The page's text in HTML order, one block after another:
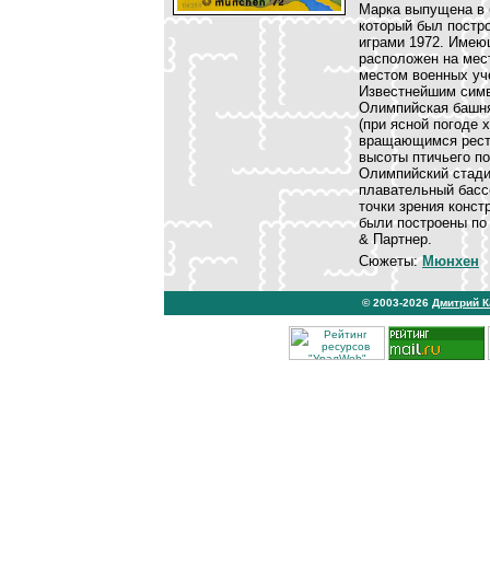
Марка выпущена в
который был
играми 1972.
расположен на
местом военных
Известнейшим
Олимпийская
(при ясной погоде
вращающимся
высоты птичьего
Олимпийский
плавательный
точки зрения
были построены по
& Партнер.
Сюжеты:Мюнхен
© 2003-2026 Дмитрий